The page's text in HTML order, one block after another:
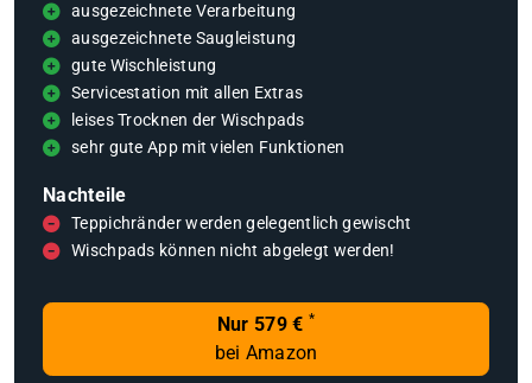
ausgezeichnete Verarbeitung
ausgezeichnete Saugleistung
gute Wischleistung
Servicestation mit allen Extras
leises Trocknen der Wischpads
sehr gute App mit vielen Funktionen
Nachteile
Teppichränder werden gelegentlich gewischt
Wischpads können nicht abgelegt werden!
Nur 579 € *
bei Amazon